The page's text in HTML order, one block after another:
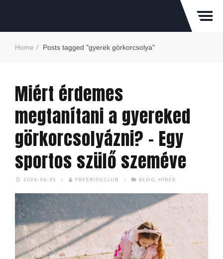
Home Posts tagged "gyerek görkorcsolya"
Miért érdemes
megtanítani a gyereked
görkorcsolyázni? – Egy
sportos szülő szeméve
2026-06-01 / FREERIDECLUB / BLOG HÍREK